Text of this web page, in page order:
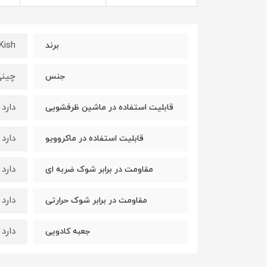
برند
جنس
قابلیت استفاده در ماشین ظرفشویی دارد
قابلیت استفاده در ماکروویو دارد
مقاومت در برابر شوک ضربه ای دارد
مقاومت در برابر شوک حرارتی دارد
جعبه کادویی دارد